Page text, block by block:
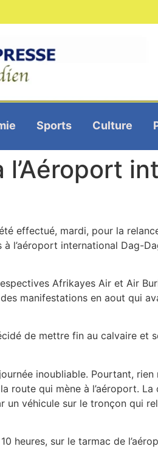
Sports Culture
effectué, mardi, pour la
l’aéroport international Dag-
Afrikayes Air et Air
manifestations en aout qui
de mettre fin au calvaire et
inoubliable. Pourtant,
route qui mène à l’aéroport.
véhicule sur le tronçon qui
heures, sur le tarmac de